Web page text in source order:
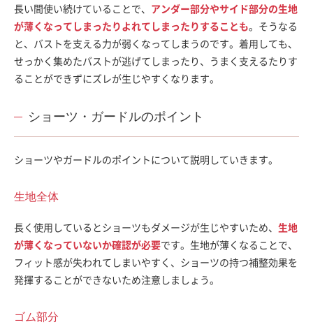
長い間使い続けていることで、 アンダー部分やサイド部分の生地
が薄くなってしまったりよれてしまったりすることも。そうなる
と、バストを支える力が弱くなってしまうのです。着用しても、
せっかく集めたバストが逃げてしまったり、うまく支えるたりす
ることができずにズレが生じやすくなります。
ショーツ・ガードルのポイント
ショーツやガードルのポイントについて説明していきます。
生地全体
長く使用しているとショーツもダメージが生じやすいため、 生地
が薄くなっていないか確認が必要です。生地が薄くなることで、
フィット感が失われてしまいやすく、ショーツの持つ補整効果を
発揮することができないため注意しましょう。
ゴム部分